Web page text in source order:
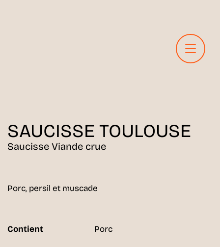
SAUCISSE TOULOUSE
Saucisse Viande crue
Porc, persil et muscade
Contient Porc